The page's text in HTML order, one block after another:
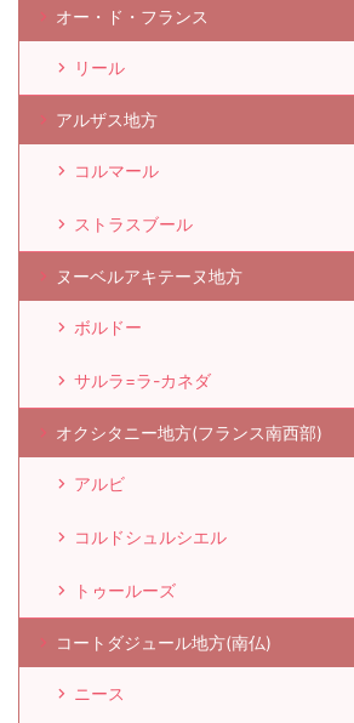
オー・ド・フランス
リール
アルザス地方
コルマール
ストラスブール
ヌーベルアキテーヌ地方
ボルドー
サルラ=ラ-カネダ
オクシタニー地方(フランス南西部)
アルビ
コルドシュルシエル
トゥールーズ
コートダジュール地方(南仏)
ニース